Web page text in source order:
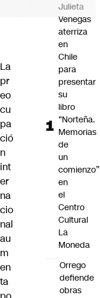
La
pr
eo
cu
pa
ció
n
int
er
na
cio
nal
au
m
en
ta
Julieta
Venegas
aterriza
en
Chile
para
presentar
su
libro
“Norteña.
Memorias
de
un
comienzo”
en
el
Centro
Cultural
La
Moneda
Orrego
defiende
obras